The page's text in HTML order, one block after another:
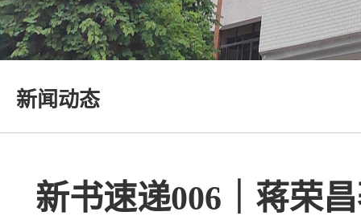
新闻动态
新书速递006｜蒋荣